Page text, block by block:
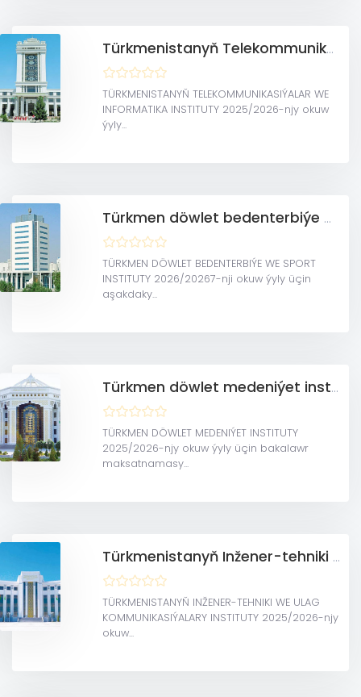
Türkmenistanyň Telekommunikasiýalar we informatika instituty
TÜRKMENISTANYŇ TELEKOMMUNIKASIÝALAR WE
INFORMATIKA INSTITUTY 2025/2026-njy okuw
ýyly...
Türkmen döwlet bedenterbiýe we sport instituty
TÜRKMEN DÖWLET BEDENTERBIÝE WE SPORT
INSTITUTY 2026/20267-nji okuw ýyly üçin
aşakdaky...
Türkmen döwlet medeniýet instituty
TÜRKMEN DÖWLET MEDENIÝET INSTITUTY
2025/2026-njy okuw ýyly üçin bakalawr
maksatnamasy...
Türkmenistanyň Inžener-tehniki we ulag kommunikasiýalary instituty
TÜRKMENISTANYŇ INŽENER-TEHNIKI WE ULAG
KOMMUNIKASIÝALARY INSTITUTY 2025/2026-njy
okuw...